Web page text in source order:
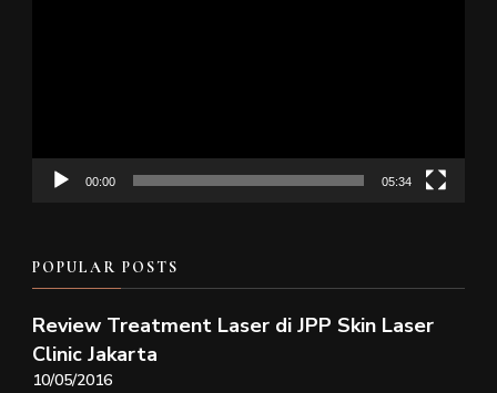
00:00 05:34
POPULAR POSTS
Review Treatment Laser di JPP Skin Laser
Clinic Jakarta
10/05/2016